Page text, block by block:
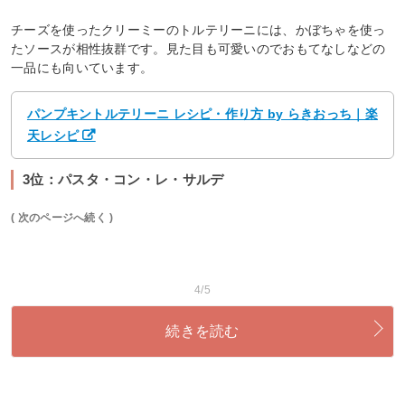
チーズを使ったクリーミーのトルテリーニには、かぼちゃを使っ
たソースが相性抜群です。見た目も可愛いのでおもてなしなどの
一品にも向いています。
パンプキントルテリーニ レシピ・作り方 by らきおっち｜楽
天レシピ
3位：パスタ・コン・レ・サルデ
( 次のページへ続く )
4/5
続きを読む